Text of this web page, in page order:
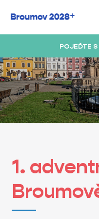
POJEĎTE
1.